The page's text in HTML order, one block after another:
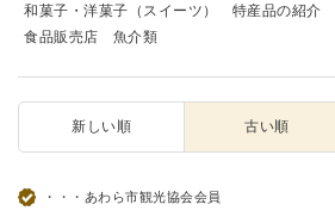
和菓子・洋菓子（スイーツ）
特産品の紹介
食品販売店
魚介類
新しい順 古い順
・・・あわら市観光協会会員